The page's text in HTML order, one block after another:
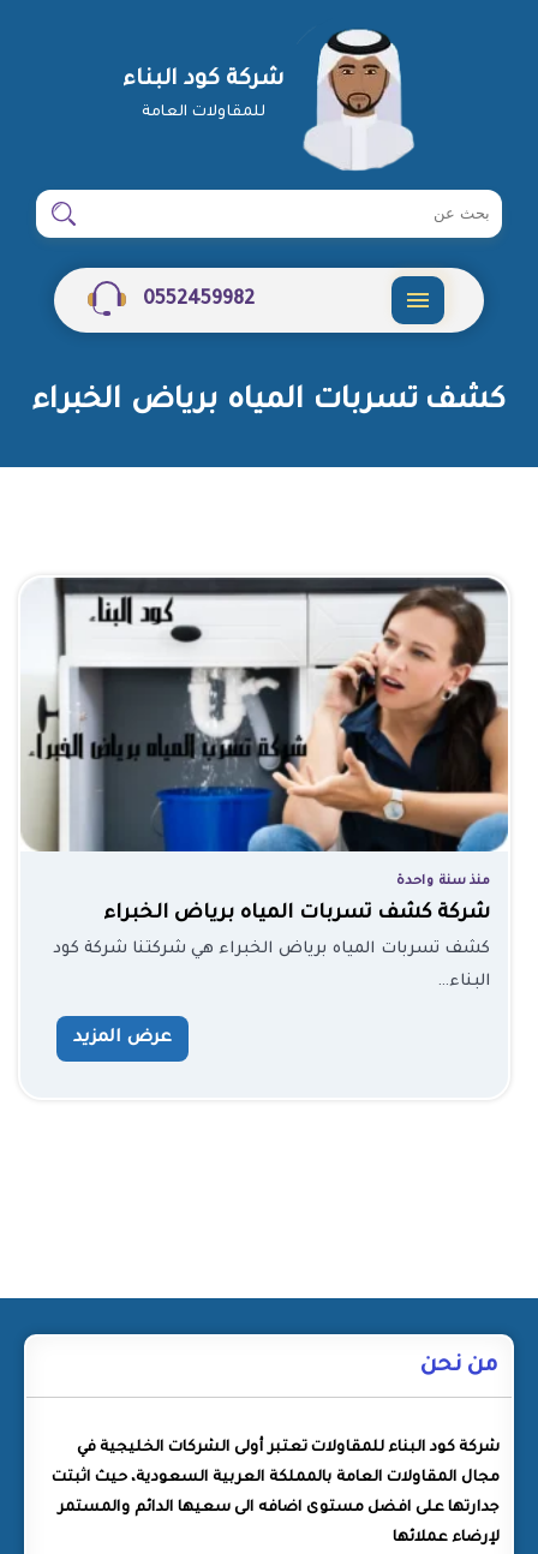
شركة كود البناء
للمقاولات العامة
ابحث
شركة
ابحث
0552459982
كشف تسربات المياه برياض الخبراء
منذ سنة واحدة
شركة كشف تسربات المياه برياض الخبراء
كشف تسربات المياه برياض الخبراء هي شركتنا شركة كود
البناء…
عرض المزيد
من نحن
شركة كود البناء للمقاولات تعتبر أولى الشركات الخليجية في
مجال المقاولات العامة بالمملكة العربية السعودية، حيث اثبتت
جدارتها على افضل مستوى اضافه الى سعيها الدائم والمستمر
لإرضاء عملائها